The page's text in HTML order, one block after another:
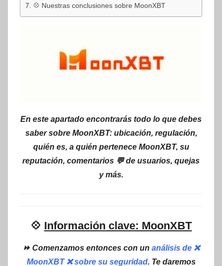
💠 Nuestras conclusiones sobre MoonXBT
En este apartado encontrarás todo lo que debes
saber sobre MoonXBT: ubicación, regulación,
quién es, a quién pertenece MoonXBT, su
reputación, comentarios 💬 de usuarios, quejas
y más.
💠 Información clave: MoonXBT
⏩ Comenzamos entonces con un análisis de ❌
MoonXBT ❌ sobre su seguridad. Te daremos